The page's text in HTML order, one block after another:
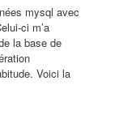
mysql avec
ci m’a
la base de
Voici la